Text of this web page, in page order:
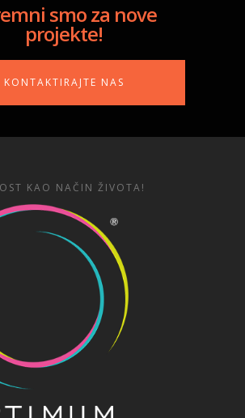
smo za nove
projekte!
KONTAKTIRAJTE NAS
KAO NAČIN ŽIVOTA!